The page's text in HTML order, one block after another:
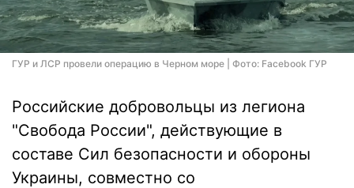
ГУР и ЛСР провели операцию в Черном море | Фото: Facebook ГУР
Российские добровольцы из легиона
"Свобода России", действующие в
составе Сил безопасности и обороны
Украины, совместно со